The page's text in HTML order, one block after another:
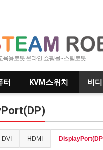
육용로봇 온라인 쇼핑몰 - 스팀로봇
터 KVM스위치 비
DVI HDMI